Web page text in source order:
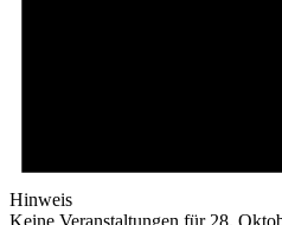
Hinweis
Keine Veranstaltungen für 28.